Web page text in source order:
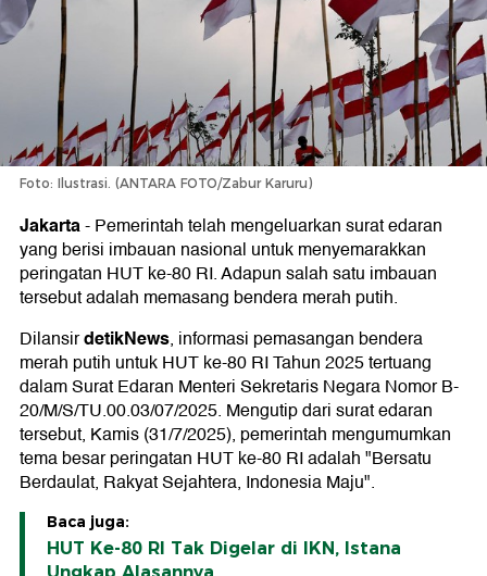
Foto: Ilustrasi. (ANTARA FOTO/Zabur Karuru)
Jakarta-Pemerintah telah mengeluarkan surat edaran
yang berisi imbauan nasional untuk menyemarakkan
peringatan HUT ke-80 RI. Adapun salah satu imbauan
tersebut adalah memasang bendera merah putih.
DilansirdetikNews, informasi pemasangan bendera
merah putih untuk HUT ke-80 RI Tahun 2025 tertuang
dalam Surat Edaran Menteri Sekretaris Negara Nomor B-
20/M/S/TU.00.03/07/2025. Mengutip dari surat edaran
tersebut, Kamis (31/7/2025), pemerintah mengumumkan
tema besar peringatan HUT ke-80 RI adalah "Bersatu
Berdaulat, Rakyat Sejahtera, Indonesia Maju".
Baca juga:
HUT Ke-80 RI Tak Digelar di IKN, Istana